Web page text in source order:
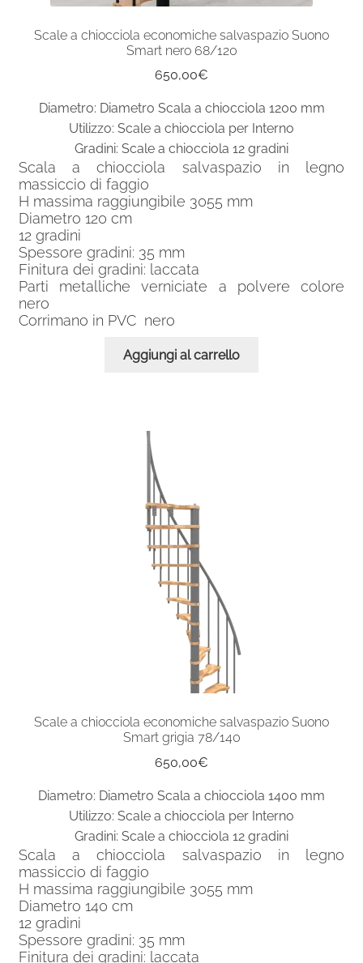
Scale a chiocciola economiche salvaspazio Suono
Smart nero 68/120
650,00€
Diametro: Diametro Scala a chiocciola 1200 mm
Utilizzo: Scale a chiocciola per Interno
Gradini: Scale a chiocciola 12 gradini
Scala a chiocciola salvaspazio in legno
massiccio di faggio
H massima raggiungibile 3055 mm
Diametro 120 cm
12 gradini
Spessore gradini: 35 mm
Finitura dei gradini: laccata
Parti metalliche verniciate a polvere colore
nero
Corrimano in PVC nero
Aggiungi al carrello
Scale a chiocciola economiche salvaspazio Suono
Smart grigia 78/140
650,00€
Diametro: Diametro Scala a chiocciola 1400 mm
Utilizzo: Scale a chiocciola per Interno
Gradini: Scale a chiocciola 12 gradini
Scala a chiocciola salvaspazio in legno
massiccio di faggio
H massima raggiungibile 3055 mm
Diametro 140 cm
12 gradini
Spessore gradini: 35 mm
Finitura dei gradini: laccata